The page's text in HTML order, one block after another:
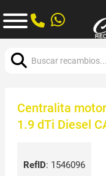
Centralita
1.9 dTi Diesel
RefID: 1546096